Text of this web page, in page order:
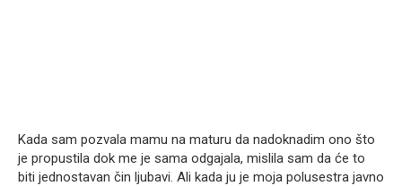
Kada sam pozvala mamu na maturu da nadoknadim ono što
je propustila dok me je sama odgajala, mislila sam da će to
biti jednostavan čin ljubavi. Ali kada ju je moja polusestra javno